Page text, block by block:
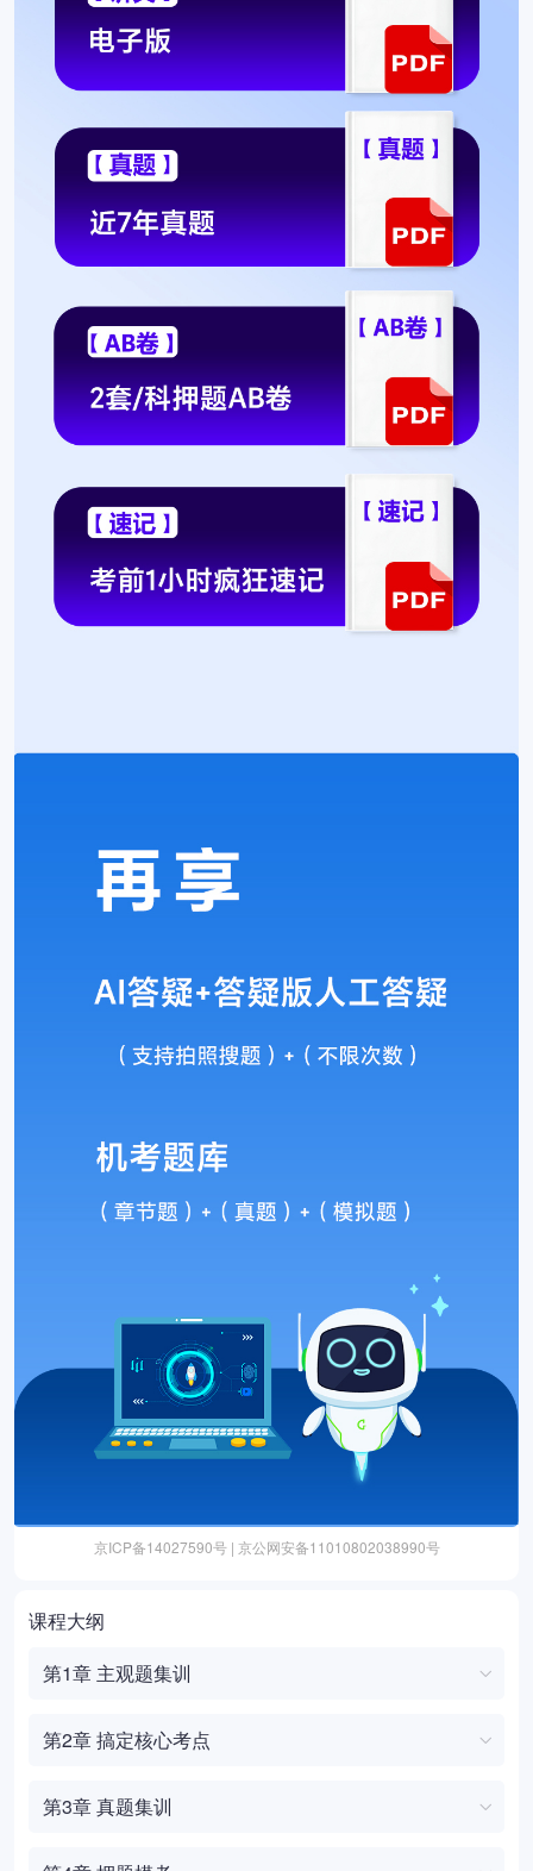
京ICP备14027590号 | 京公网安备11010802038990号
课程大纲
第1章 主观题集训
第2章 搞定核心考点
第3章 真题集训